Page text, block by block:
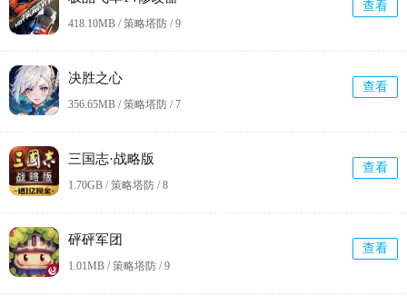
418.10MB / 策略塔防 /9
查看
决胜之心
356.65MB / 策略塔防 /7
查看
三国志·战略版
1.70GB / 策略塔防 /8
查看
砰砰军团
1.01MB / 策略塔防 /9
查看